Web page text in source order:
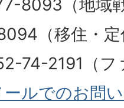
8093（地域
（移住・
74-2191（
ールでのお問